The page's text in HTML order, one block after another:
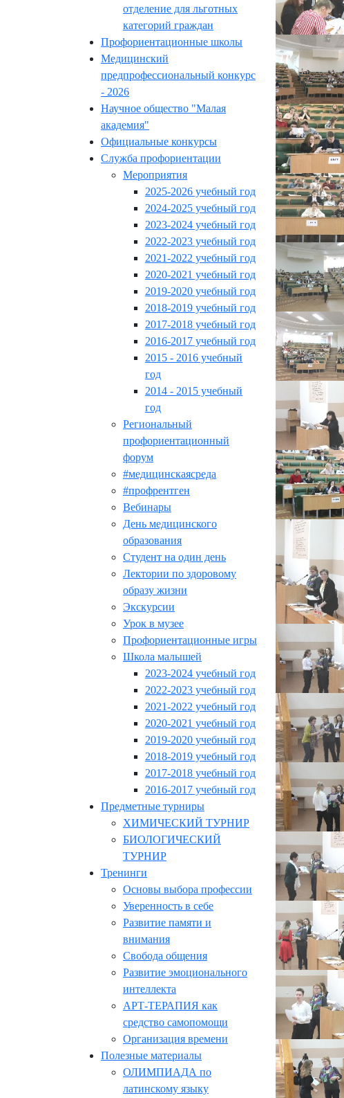
отделение для льготных
категорий граждан
Профориентационные школы
Медицинский
предпрофессиональный конкурс
- 2026
Научное общество "Малая
академия"
Официальные конкурсы
Служба профориентации
Мероприятия
2025-2026 учебный год
2024-2025 учебный год
2023-2024 учебный год
2022-2023 учебный год
2021-2022 учебный год
2020-2021 учебный год
2019-2020 учебный год
2018-2019 учебный год
2017-2018 учебный год
2016-2017 учебный год
2015 - 2016 учебный
год
2014 - 2015 учебный
год
Региональный
профориентационный
форум
#медицинскаясреда
#профрентген
Вебинары
День медицинского
образования
Студент на один день
Лектории по здоровому
образу жизни
Экскурсии
Урок в музее
Профориентационные игры
Школа малышей
2023-2024 учебный год
2022-2023 учебный год
2021-2022 учебный год
2020-2021 учебный год
2019-2020 учебный год
2018-2019 учебный год
2017-2018 учебный год
2016-2017 учебный год
Предметные турниры
ХИМИЧЕСКИЙ ТУРНИР
БИОЛОГИЧЕСКИЙ
ТУРНИР
Тренинги
Основы выбора профессии
Уверенность в себе
Развитие памяти и
внимания
Свобода общения
Развитие эмоционального
интеллекта
АРТ-ТЕРАПИЯ как
средство самопомощи
Организация времени
Полезные материалы
ОЛИМПИАДА по
латинскому языку